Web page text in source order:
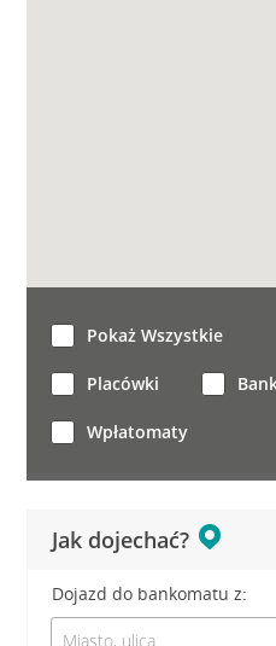
Jak dojechać?
Dojazd do bankomatu z:
Pokaż Wszystkie
Placówki
Wpłatomaty